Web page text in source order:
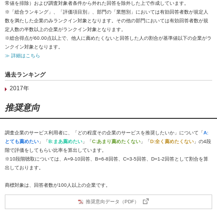
常値を排除）および調査対象者条件から外れた回答を除外した上で作成しています。
※「総合ランキング」、「評価項目別」、部門の「業態別」においては有効回答者数が規定人
数を満たした企業のみランクイン対象となります。その他の部門においては有効回答者数が規
定人数の半数以上の企業がランクイン対象となります。
※総合得点が60.00点以上で、他人に薦めたくないと回答した人の割合が基準値以下の企業がラ
ンクイン対象となります。
≫ 詳細はこちら
過去ランキング
2017年
推奨意向
調査企業のサービス利用者に、「どの程度その企業のサービスを推奨したいか」について「A:
とても薦めたい 」「B:まあ薦めたい 」「C:あまり薦めたくない 」「D:全く薦めたくない 」の4段
階で評価をしてもらい比率を算出しています。
※10段階聴取については、A=9-10回答、B=6-8回答、C=3-5回答、D=1-2回答として割合を算
出しております。
商標対象は、回答者数が100人以上の企業です。
推奨意向データ（PDF）